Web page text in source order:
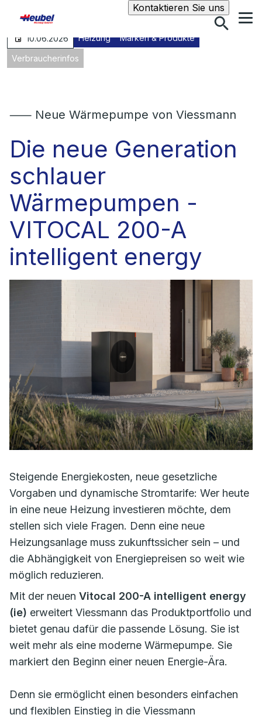
Kontaktieren Sie unsSuche
10.06.2026 Heizung Marken & Produkte
Verbraucherinfos
⸺ Neue Wärmepumpe von Viessmann
Die neue Generation
schlauer
Wärmepumpen -
VITOCAL 200-A
intelligent energy
Steigende Energiekosten, neue gesetzliche
Vorgaben und dynamische Stromtarife: Wer heute
in eine neue Heizung investieren möchte, dem
stellen sich viele Fragen. Denn eine neue
Heizungsanlage muss zukunftssicher sein – und
die Abhängigkeit von Energiepreisen so weit wie
möglich reduzieren.
Mit der neuen Vitocal 200-A intelligent energy
(ie) erweitert Viessmann das Produktportfolio und
bietet genau dafür die passende Lösung. Sie ist
weit mehr als eine moderne Wärmepumpe. Sie
markiert den Beginn einer neuen Energie-Ära.
Denn sie ermöglicht einen besonders einfachen
und flexiblen Einstieg in die Viessmann